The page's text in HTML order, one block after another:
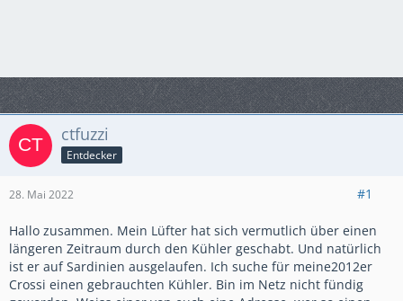
ctfuzzi
Entdecker
28. Mai 2022 #1
Hallo zusammen. Mein Lüfter hat sich vermutlich über einen
längeren Zeitraum durch den Kühler geschabt. Und natürlich
ist er auf Sardinien ausgelaufen. Ich suche für meine2012er
Crossi einen gebrauchten Kühler. Bin im Netz nicht fündig